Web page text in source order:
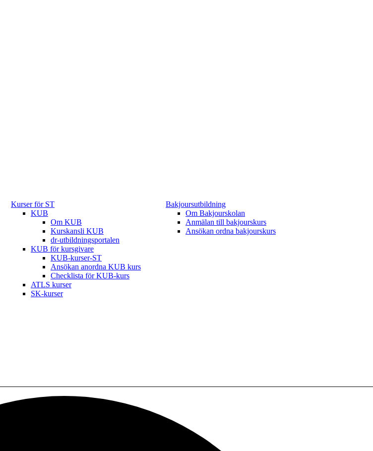
Kurser för ST
KUB
Om KUB
Kurskansli KUB
dr-utbildningsportalen
KUB för kursgivare
KUB-kurser-ST
Ansökan anordna KUB kurs
Checklista för KUB-kurs
ATLS kurser
SK-kurser
Bakjoursutbildning
Om Bakjourskolan
Anmälan till bakjourskurs
Ansökan ordna bakjourskurs